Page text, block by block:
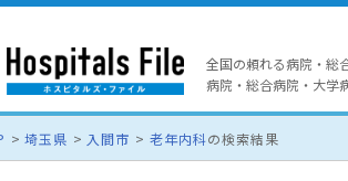
全国の頼れる病院・総
病院・総合病院・大学
埼玉県 入間市 老年内科の検索結果